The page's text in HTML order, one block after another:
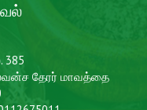
385
தேரர் மாவத்தை